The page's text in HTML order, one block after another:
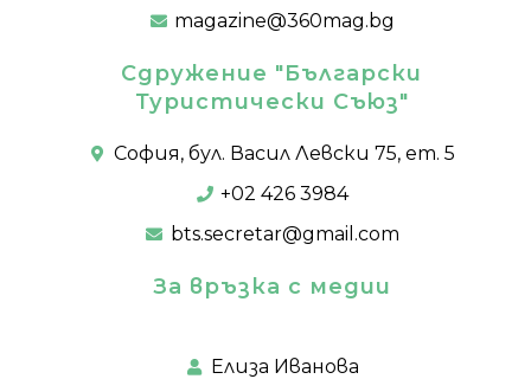
magazine@360mag.bg
Сдружение "Български
Туристически Съюз"
София, бул. Васил Левски 75, ет. 5
+02 426 3984
bts.secretar@gmail.com
За връзка с медии
Елиза Иванова